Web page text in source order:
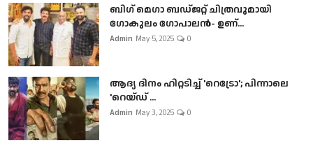
ബി​ഗ് മെഗാ ബഡ്ജറ്റ് ചിത്രവുമായി
ഗോകുലം ഗോപാലൻ- ഉണ്...
Admin May 5, 2025 0
ആദ്യ ദിനം ഹിറ്റടിച്ച് 'റെട്രോ'; പിന്നാലെ
'റെയ്ഡ് ...
Admin May 3, 2025 0